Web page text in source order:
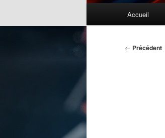
Accueil
Navigation
← Précédent